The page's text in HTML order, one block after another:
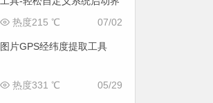
面
07/02
热度215 ℃
图片GPS经纬度提取工具
05/29
热度331 ℃